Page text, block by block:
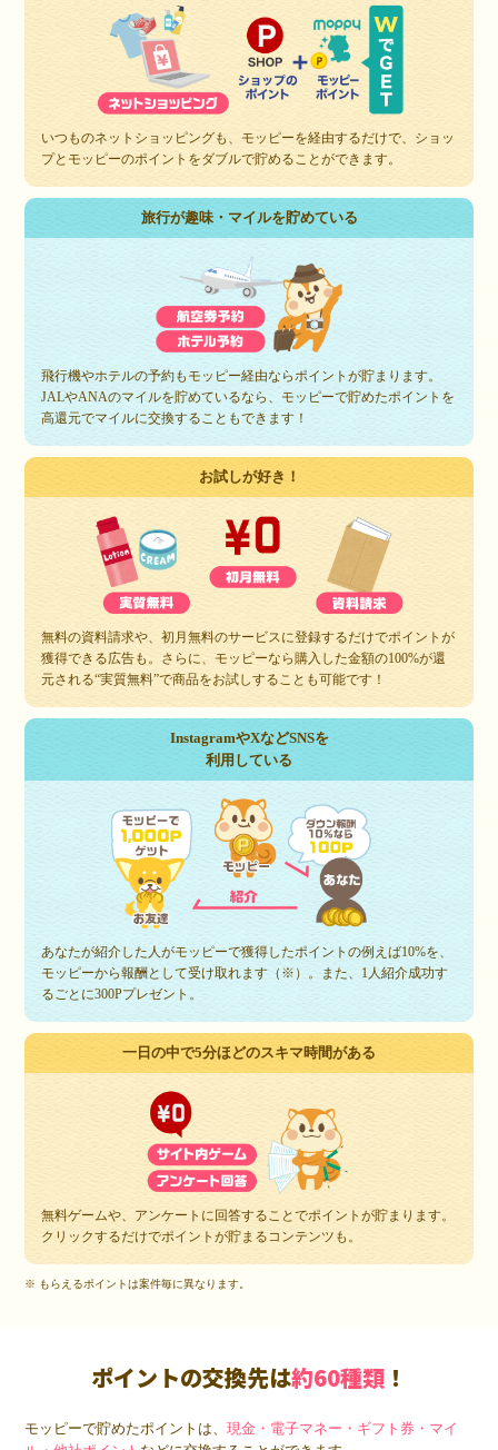
いつものネットショッピングも、モッピーを経由するだけで、ショッ
プとモッピーのポイントをダブルで貯めることができます。
旅行が趣味・マイルを貯めている
飛行機やホテルの予約もモッピー経由ならポイントが貯まります。
JALやANAのマイルを貯めているなら、モッピーで貯めたポイントを
高還元でマイルに交換することもできます！
お試しが好き！
無料の資料請求や、初月無料のサービスに登録するだけでポイントが
獲得できる広告も。さらに、モッピーなら購入した金額の100%が還
元される“実質無料”で商品をお試しすることも可能です！
InstagramやXなどSNSを
利用している
あなたが紹介した人がモッピーで獲得したポイントの例えば10%を、
モッピーから報酬として受け取れます（※）。また、1人紹介成功す
るごとに300Pプレゼント。
一日の中で5分ほどのスキマ時間がある
無料ゲームや、アンケートに回答することでポイントが貯まります。
クリックするだけでポイントが貯まるコンテンツも。
※ もらえるポイントは案件毎に異なります。
ポイントの交換先は約60種類 ！
モッピーで貯めたポイントは、現金・電子マネー・ギフト券・マイ